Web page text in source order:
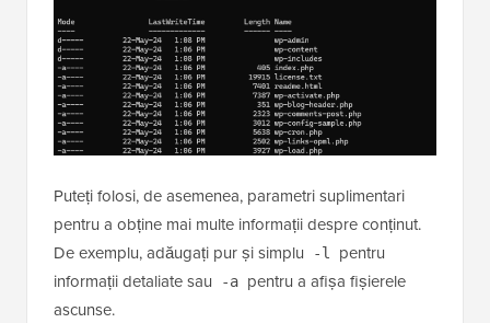
Puteți folosi, de asemenea, parametri suplimentari
pentru a obține mai multe informații despre conținut.
De exemplu, adăugați pur și simplu
-l
pentru
informații detaliate sau
-a pentru a afișa fișierele
ascunse.